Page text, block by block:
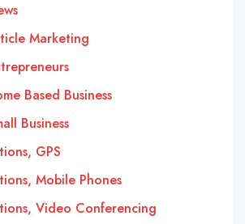
Marketing
Based Business
Business
GPS
Mobile Phones
Video Conferencing